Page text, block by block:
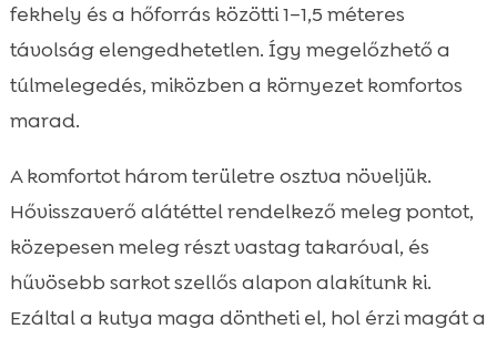
fekhely és a hőforrás közötti 1–1,5 méteres
távolság elengedhetetlen. Így megelőzhető a
túlmelegedés, miközben a környezet komfortos
marad.
A komfortot három területre osztva növeljük.
Hővisszaverő alátéttel rendelkező meleg pontot,
közepesen meleg részt vastag takaróval, és
hűvösebb sarkot szellős alapon alakítunk ki.
Ezáltal a kutya maga döntheti el, hol érzi magát a